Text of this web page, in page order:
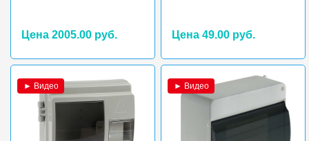
Цена 2005.00 руб. Цена 49.00 руб.
► Видео ► Видео